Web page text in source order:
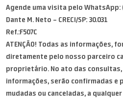
Agende uma visita pelo WhatsApp:
Dante M. Neto – CRECI/SP: 30.031
Ref.:F507C
ATENÇÃO! Todas as informações,
diretamente pelo nosso parceiro
proprietário. No ato das consultas,
informações, serão confirmadas e
mudadas ou canceladas, a